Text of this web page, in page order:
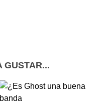
GUSTAR...